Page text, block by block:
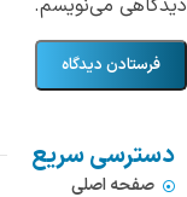
دیدگاهی می‌نویسم.
دسترسی سریع
صفحه اصلی